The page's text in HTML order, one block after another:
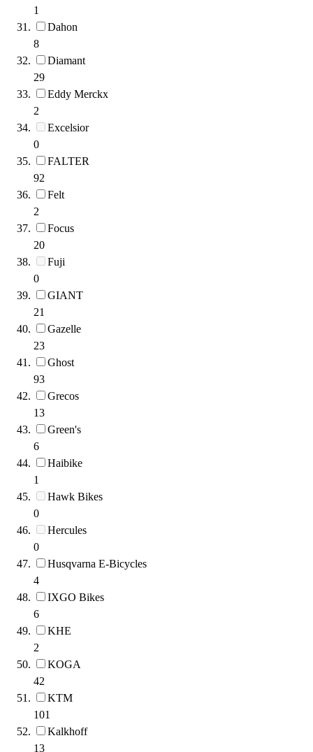
1
Dahon
8
Diamant
29
Eddy Merckx
2
Excelsior
0
FALTER
92
Felt
2
Focus
20
Fuji
0
GIANT
21
Gazelle
23
Ghost
93
Grecos
13
Green's
6
Haibike
1
Hawk Bikes
0
Hercules
0
Husqvarna E-Bicycles
4
IXGO Bikes
6
KHE
2
KOGA
42
KTM
101
Kalkhoff
13